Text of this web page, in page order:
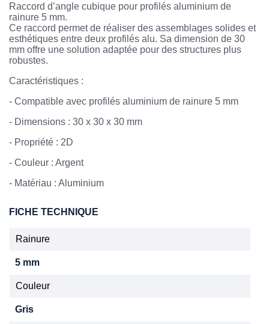
Raccord d’angle cubique pour profilés aluminium de
rainure 5 mm.
Ce raccord permet de réaliser des assemblages solides et
esthétiques entre deux profilés alu. Sa dimension de 30
mm offre une solution adaptée pour des structures plus
robustes.
Caractéristiques :
- Compatible avec profilés aluminium de rainure 5 mm
- Dimensions : 30 x 30 x 30 mm
- Propriété : 2D
- Couleur : Argent
- Matériau : Aluminium
FICHE TECHNIQUE
Rainure
5 mm
Couleur
Gris